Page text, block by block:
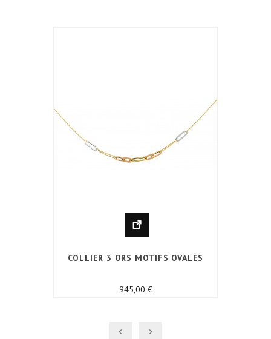
COLLIER 3 ORS MOTIFS OVALES
945,00 €Prix